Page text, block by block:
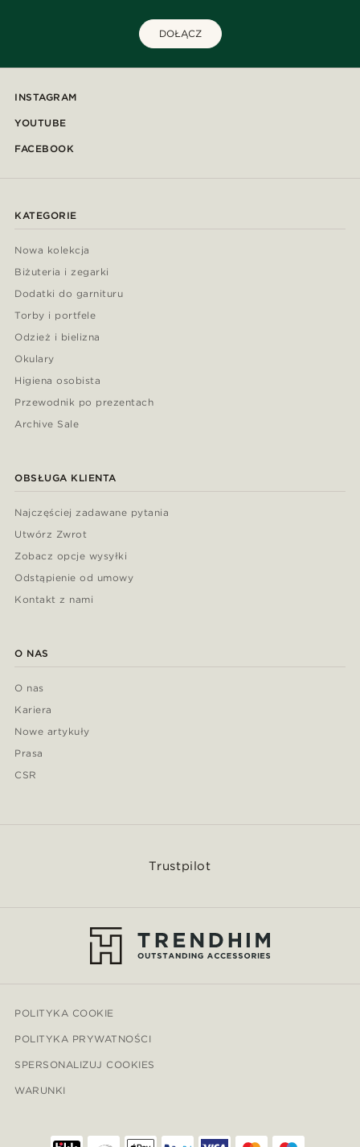
DOŁĄCZ
INSTAGRAM
YOUTUBE
FACEBOOK
KATEGORIE
Nowa kolekcja
Biżuteria i zegarki
Dodatki do garnituru
Torby i portfele
Odzież i bielizna
Okulary
Higiena osobista
Przewodnik po prezentach
Archive Sale
OBSŁUGA KLIENTA
Najczęściej zadawane pytania
Utwórz Zwrot
Zobacz opcje wysyłki
Odstąpienie od umowy
Kontakt z nami
O NAS
O nas
Kariera
Nowe artykuły
Prasa
CSR
Trustpilot
POLITYKA COOKIE
POLITYKA PRYWATNOŚCI
SPERSONALIZUJ COOKIES
WARUNKI